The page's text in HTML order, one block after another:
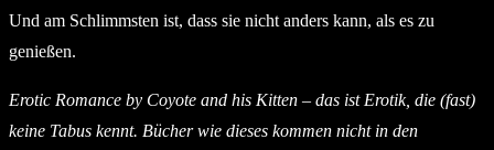
Und am Schlimmsten ist, dass sie nicht anders kann, als es zu
genießen.
Erotic Romance by Coyote and his Kitten – das ist Erotik, die (fast)
keine Tabus kennt. Bücher wie dieses kommen nicht in den